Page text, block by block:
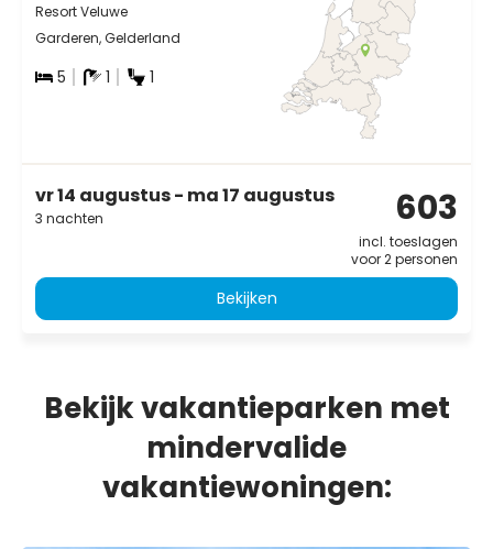
Resort Veluwe
Garderen, Gelderland
5 1 1
vr 14 augustus - ma 17 augustus
3 nachten 603
incl. toeslagen
voor 2 personen
Bekijken
Bekijk vakantieparken met
mindervalide
vakantiewoningen: